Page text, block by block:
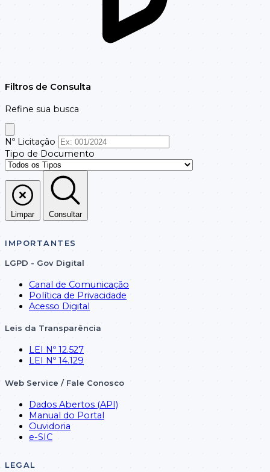
Filtros de Consulta
Refine sua busca
Nº Licitação
Tipo de Documento
Limpar Consultar
IMPORTANTES
LGPD - Gov Digital
Canal de Comunicação
Política de Privacidade
Acesso Digital
Leis da Transparência
LEI Nº 12.527
LEI Nº 14.129
Web Service / Fale Conosco
Dados Abertos (API)
Manual do Portal
Ouvidoria
e-SIC
LEGAL